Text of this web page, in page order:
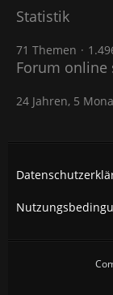
Statistik
71 Themen
Forum online
24 Jahren, 5